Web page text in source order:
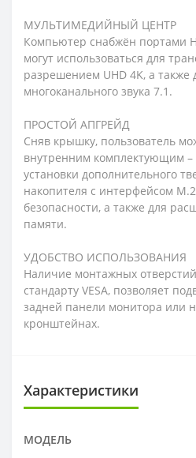
МУЛЬТИМЕДИЙНЫЙ ЦЕНТР
Компьютер снабжён портами
могут использоваться для
разрешением UHD 4K, а также
многоканального звука 7.1.
ПРОСТОЙ АПГРЕЙД
Сняв крышку, пользователь
внутренним комплектующим
установки дополнительного
накопителя с интерфейсом
безопасности, а также для
памяти.
УДОБСТВО ИСПОЛЬЗОВАНИЯ
Наличие монтажных
стандарту VESA, позволяет
задней панели монитора или
кронштейнах.
Характеристики
МОДЕЛЬ